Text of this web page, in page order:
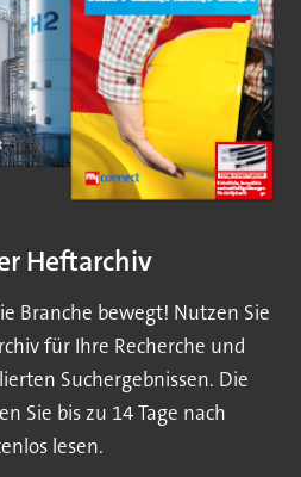
Heftarchiv
Branche bewegt! Nutzen Sie
für Ihre Recherche und
Suchergebnissen. Die
Sie bis zu 14 Tage nach
lesen.